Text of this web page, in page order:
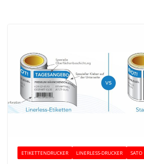
ETIKETTENDRUCKER LINERLESS-DRUCKER SATO